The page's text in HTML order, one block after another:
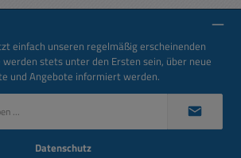
einfach unseren regelmäßig erscheinenden
stets unter den Ersten sein, über neue
und Angebote informiert werden.
Datenschutz